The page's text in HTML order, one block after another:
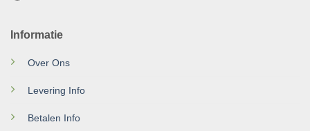
Informatie
Over Ons
Levering Info
Betalen Info